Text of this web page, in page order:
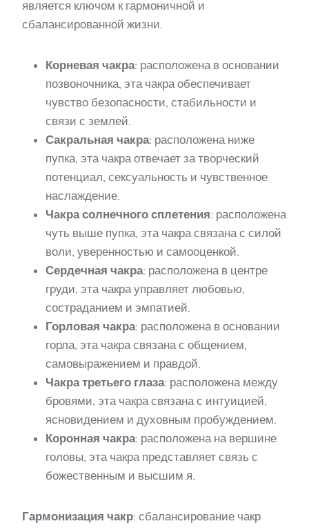
является ключом к гармоничной и
сбалансированной жизни.
Корневая чакра: расположена в основании
позвоночника, эта чакра обеспечивает
чувство безопасности, стабильности и
связи с землей.
Сакральная чакра: расположена ниже
пупка, эта чакра отвечает за творческий
потенциал, сексуальность и чувственное
наслаждение.
Чакра солнечного сплетения: расположена
чуть выше пупка, эта чакра связана с силой
воли, уверенностью и самооценкой.
Сердечная чакра: расположена в центре
груди, эта чакра управляет любовью,
состраданием и эмпатией.
Горловая чакра: расположена в основании
горла, эта чакра связана с общением,
самовыражением и правдой.
Чакра третьего глаза: расположена между
бровями, эта чакра связана с интуицией,
ясновидением и духовным пробуждением.
Коронная чакра: расположена на вершине
головы, эта чакра представляет связь с
божественным и высшим я.
Гармонизация чакр: сбалансирование чакр